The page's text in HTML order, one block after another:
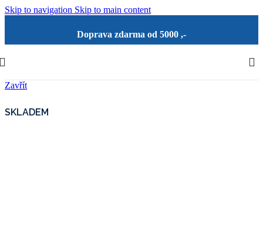
Skip to navigation Skip to main content
Doprava zdarma od 5000 ,-
Zavřít
SKLADEM